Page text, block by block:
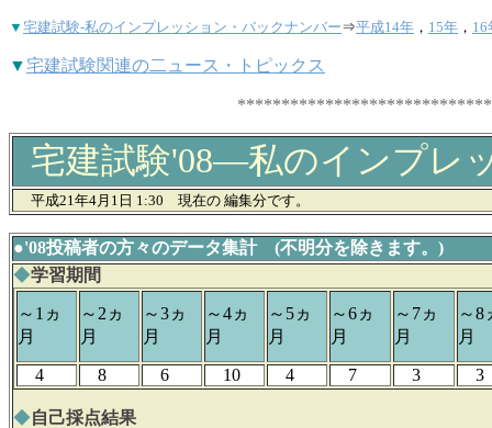
▼ 宅建試験-私のインプレッション・バックナンバー⇒平成14年 ， 15年 ， 16
▼宅建試験関連の二ュース・トピックス
宅建試験'08―私のインプレ
平成21年4月1日 1:30 現在の 編集分です。
●'08投稿者の方々のデータ集計 (不明分を除きます。)
◆学習期間
～1ヵ
月
～2ヵ
月
～3ヵ
月
～4ヵ
月
～5ヵ
月
～6ヵ
月
～7ヵ
月
～8
月
4 8 6 10 4 7 3 3
◆自己採点結果